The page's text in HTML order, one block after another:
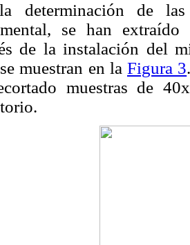
determinación de
se han
de la instalación del
muestran en la Figura 3
muestras de